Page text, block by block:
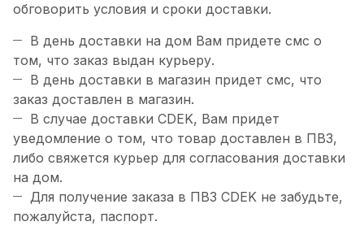
обговорить условия и сроки доставки.
В день доставки на дом Вам придете смс о
том, что заказ выдан курьеру.
В день доставки в магазин придет смс, что
заказ доставлен в магазин.
В случае доставки CDEK, Вам придет
уведомление о том, что товар доставлен в ПВЗ,
либо свяжется курьер для согласования доставки
на дом.
Для получение заказа в ПВЗ CDEK не забудьте,
пожалуйста, паспорт.